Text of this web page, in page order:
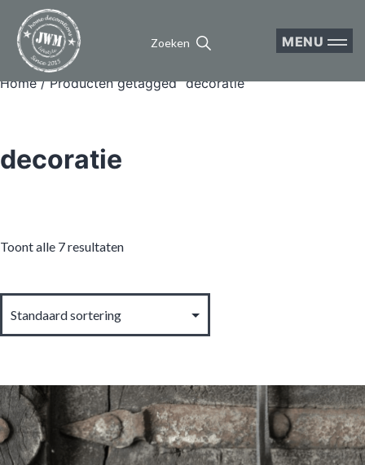
Zoeken MENU
Home/ Producten getagged “decoratie”
decoratie
Toont alle 7 resultaten